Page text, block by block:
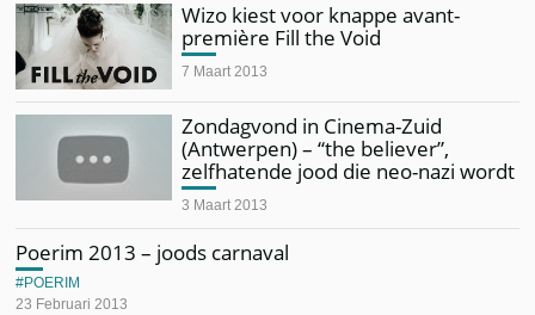
Wizo kiest voor knappe avant-
première Fill the Void
7 Maart 2013
Zondagvond in Cinema-Zuid
(Antwerpen) – “the believer”,
zelfhatende jood die neo-nazi wordt
3 Maart 2013
Poerim 2013 – joods carnaval
23 Februari 2013
POERIM